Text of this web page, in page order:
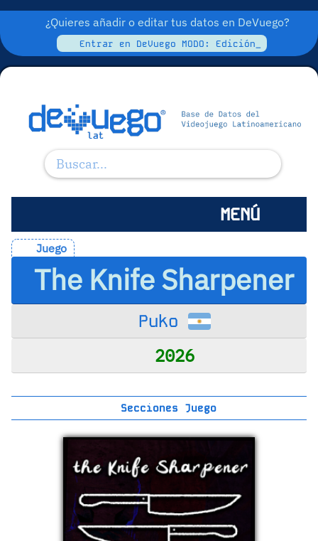
¿Quieres añadir o editar tus datos en DeVuego?
Entrar en DeVuego MODO: Edición_
MENÚ
Juego
The Knife Sharpener
Puko
2026
Secciones Juego